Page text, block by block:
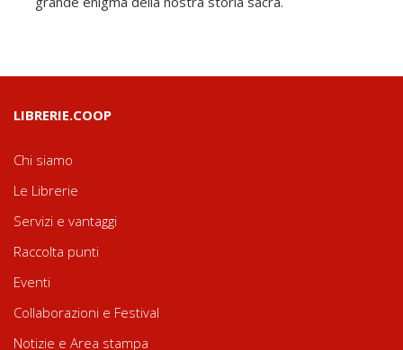
LIBRERIE.COOP
Chi siamo
Le Librerie
Servizi e vantaggi
Raccolta punti
Eventi
Collaborazioni e Festival
Notizie e Area stampa